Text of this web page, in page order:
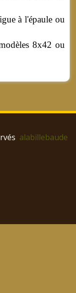
à l'épaule ou
8x42 ou
alabillebaude